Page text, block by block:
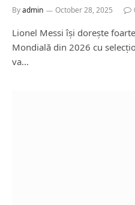
Byadmin October 28, 2025
Lionel Messi își dorește
Mondială din 2026 cu
va…